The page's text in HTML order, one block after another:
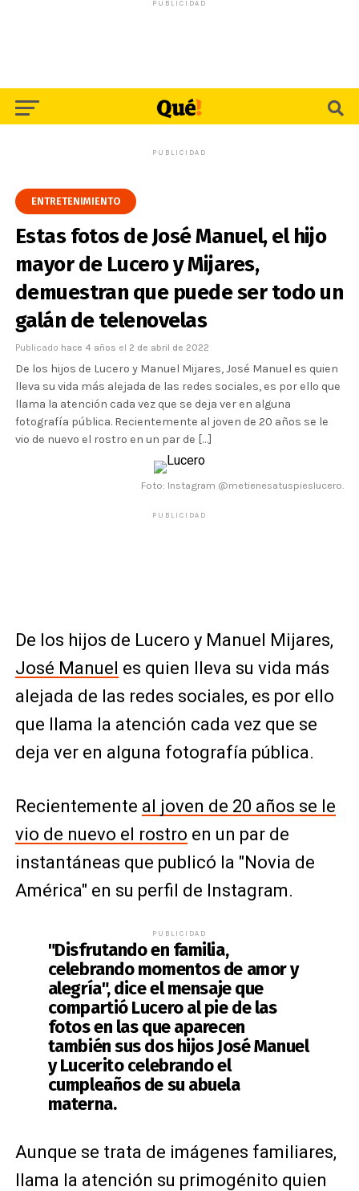
PUBLICIDAD
PUBLICIDAD
ENTRETENIMIENTO
Estas fotos de José Manuel, el hijo
mayor de Lucero y Mijares,
demuestran que puede ser todo un
galán de telenovelas
Publicado hace 4 años el 2 de abril de 2022
De los hijos de Lucero y Manuel Mijares, José Manuel es quien
lleva su vida más alejada de las redes sociales, es por ello que
llama la atención cada vez que se deja ver en alguna
fotografía pública. Recientemente al joven de 20 años se le
vio de nuevo el rostro en un par de […]
Foto: Instagram @metienesatuspieslucero.
PUBLICIDAD
De los hijos de Lucero y Manuel Mijares,
José Manuel es quien lleva su vida más
alejada de las redes sociales, es por ello
que llama la atención cada vez que se
deja ver en alguna fotografía pública.
Recientemente al joven de 20 años se le
vio de nuevo el rostro en un par de
instantáneas que publicó la "Novia de
América" en su perfil de Instagram.
PUBLICIDAD
"Disfrutando en familia,
celebrando momentos de amor y
alegría", dice el mensaje que
compartió Lucero al pie de las
fotos en las que aparecen
también sus dos hijos José Manuel
y Lucerito celebrando el
cumpleaños de su abuela
materna.
Aunque se trata de imágenes familiares,
llama la atención su primogénito quien